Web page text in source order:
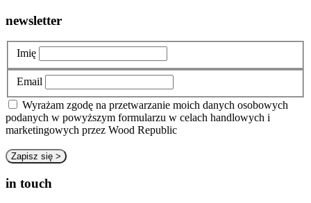
newsletter
Imię
Email
Wyrażam zgodę na przetwarzanie moich danych osobowych
podanych w powyższym formularzu w celach handlowych i
marketingowych przez Wood Republic
in touch